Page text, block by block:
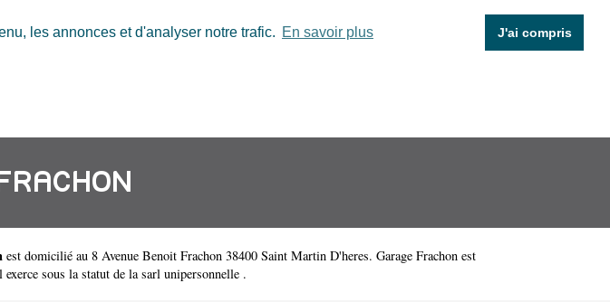
les annonces et d'analyser notre trafic. En savoir plus J'ai compris
est domicilié au 8 Avenue Benoit Frachon 38400 Saint Martin D'heres. Garage Frachon est
sous la statut de la sarl unipersonnelle .